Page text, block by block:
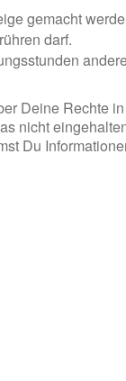
gemacht
darf.
Deine Rechte
nicht
Du